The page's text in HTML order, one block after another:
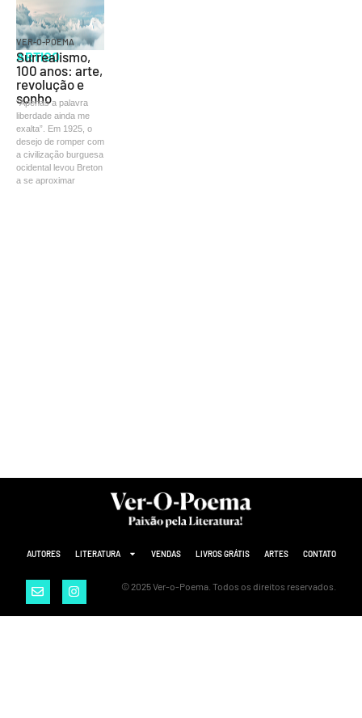
VER-O-POEMA
ARTIGO
Surrealismo,
100 anos: arte,
revolução e
sonho
“Apenas a palavra
liberdade ainda me
exalta”. Em 1925, o
desejo de romper com
a civilização burguesa
ocidental levou Breton
a se aproximar
AUTORES LITERATURA VENDAS LIVROS GRÁTIS ARTES CONTATO
© 2025 Ver-o-Poema. Todos os direitos reservados.